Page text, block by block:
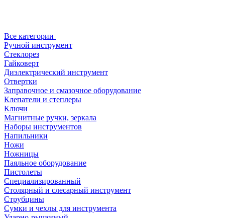
Все категории
Ручной инструмент
Стеклорез
Гайковерт
Диэлектрический инструмент
Отвертки
Заправочное и смазочное оборудование
Клепатели и степлеры
Ключи
Магнитные ручки, зеркала
Наборы инструментов
Напильники
Ножи
Ножницы
Паяльное оборудование
Пистолеты
Специализированный
Столярный и слесарный инструмент
Струбцины
Сумки и чехлы для инструмента